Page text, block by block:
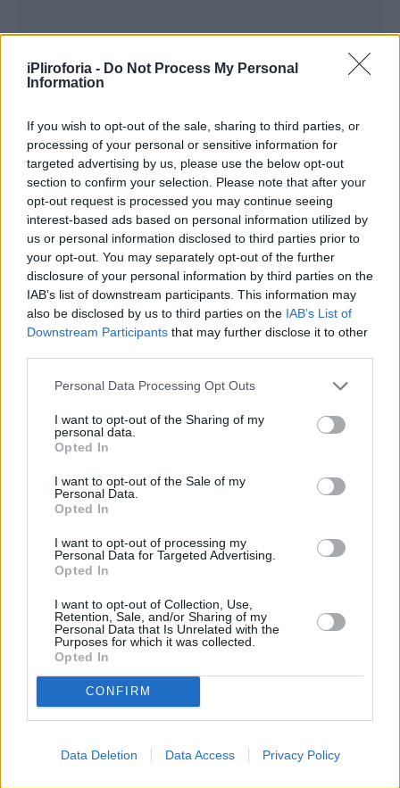
iPliroforia - Do Not Process My Personal
Information
If you wish to opt-out of the sale, sharing to third parties, or
processing of your personal or sensitive information for
targeted advertising by us, please use the below opt-out
section to confirm your selection. Please note that after your
opt-out request is processed you may continue seeing
interest-based ads based on personal information utilized by
us or personal information disclosed to third parties prior to
your opt-out. You may separately opt-out of the further
disclosure of your personal information by third parties on the
IAB’s list of downstream participants. This information may
also be disclosed by us to third parties on the IAB’s List of
Downstream Participants that may further disclose it to other
Personal Data Processing Opt Outs
I want to opt-out of the Sharing of my
personal data.
Opted In
I want to opt-out of the Sale of my
Personal Data.
Opted In
I want to opt-out of processing my
Personal Data for Targeted Advertising.
Opted In
I want to opt-out of Collection, Use,
Retention, Sale, and/or Sharing of my
Personal Data that Is Unrelated with the
Purposes for which it was collected.
Opted In
CONFIRM
Data Deletion Data Access Privacy Policy
ΠερισσότερεςΕιδήσεις σήμερα
Προσευχή του Πάσχα: Τα λόγια της
προσευχής και μέχρι πότε λέγεται
όρος που έθεσαν στον Ρόμπερτ Πάουελ για
να υποδυθεί τον Χριστό
Τεράστια ανατροπή: «Τέλος» η οδήγηση για
τους 70άρηδες – Η οριστική απόφαση της ΕΕ